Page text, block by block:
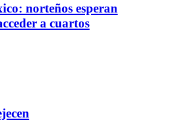
norteños esperan
a cuartos